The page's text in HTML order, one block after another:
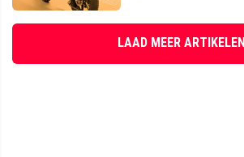
LAAD MEER ARTIKELEN